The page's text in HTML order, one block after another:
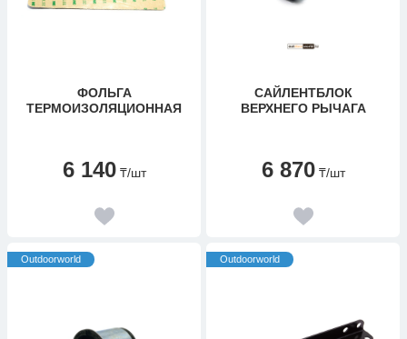
ФОЛЬГА
ТЕРМОИЗОЛЯЦИОННАЯ
6 140 ₸/шт
САЙЛЕНТБЛОК
ВЕРХНЕГО РЫЧАГА
6 870 ₸/шт
Outdoorworld Outdoorworld